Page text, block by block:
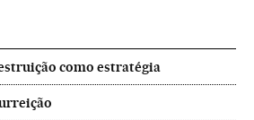
como estratégia